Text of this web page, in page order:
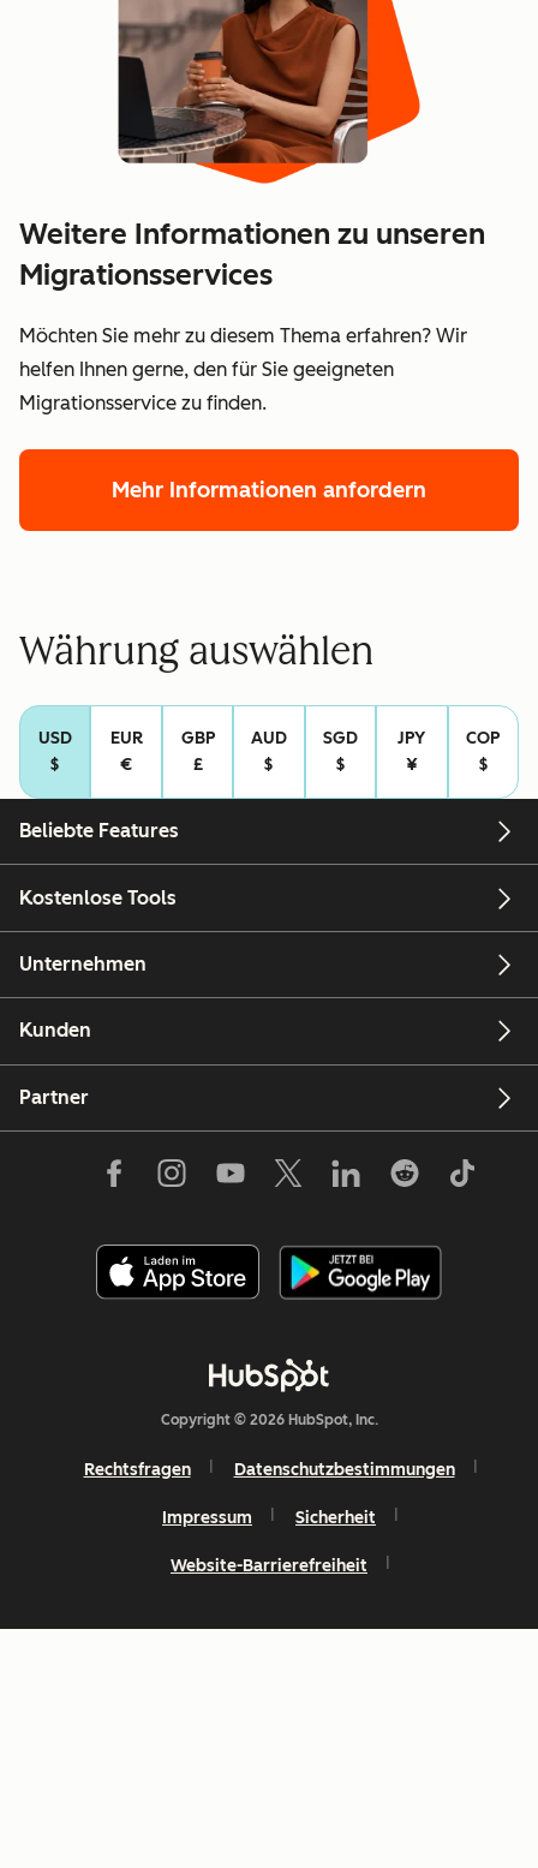
Weitere Informationen zu unseren
Migrationsservices
Möchten Sie mehr zu diesem Thema erfahren? Wir
helfen Ihnen gerne, den für Sie geeigneten
Migrationsservice zu finden.
Mehr Informationen anfordern
Währung auswählen
USD
$
EUR
€
GBP
£
AUD
$
SGD
$
JPY
¥
COP
$
Beliebte Features
Kostenlose Tools
Unternehmen
Kunden
Partner
Copyright © 2026 HubSpot, Inc.
Rechtsfragen Datenschutzbestimmungen
Impressum Sicherheit
Website-Barrierefreiheit